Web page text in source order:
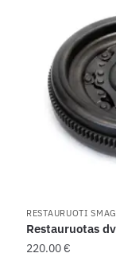
RESTAURUOTI
Restauruotas
220.00€